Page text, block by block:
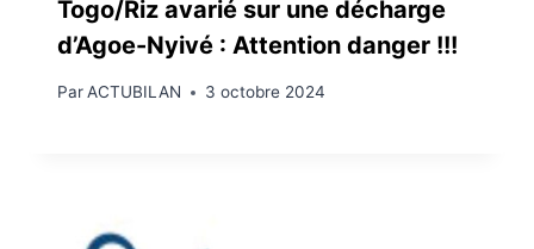
Togo/Riz avarié sur une décharge
d’Agoe-Nyivé : Attention danger !!!
ParACTUBILAN 3 octobre 2024